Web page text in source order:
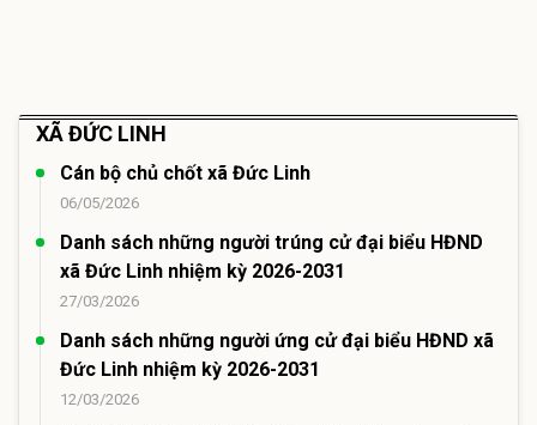
XÃ ĐỨC LINH
Cán bộ chủ chốt xã Đức Linh
06/05/2026
Danh sách những người trúng cử đại biểu HĐND
xã Đức Linh nhiệm kỳ 2026-2031
27/03/2026
Danh sách những người ứng cử đại biểu HĐND xã
Đức Linh nhiệm kỳ 2026-2031
12/03/2026